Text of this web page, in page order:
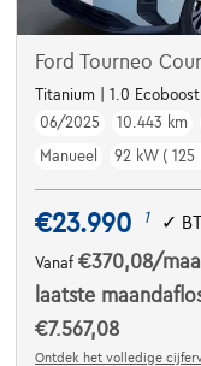
Ford Tourneo
Titanium | 1.0
06/2025
10.443 km
Manueel
92 kW ( 125
€23.990 1 ✓
Vanaf€370,08/
laatste
€7.567,08
Ontdek het volledige